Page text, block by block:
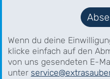
Wenn du deine
klicke einfach auf den
von uns gesendeten E-
unter